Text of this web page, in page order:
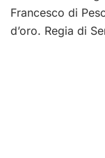
Francesco di
d’oro. Regia di